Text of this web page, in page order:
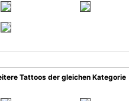
Tattoos der gleichen Kategorie